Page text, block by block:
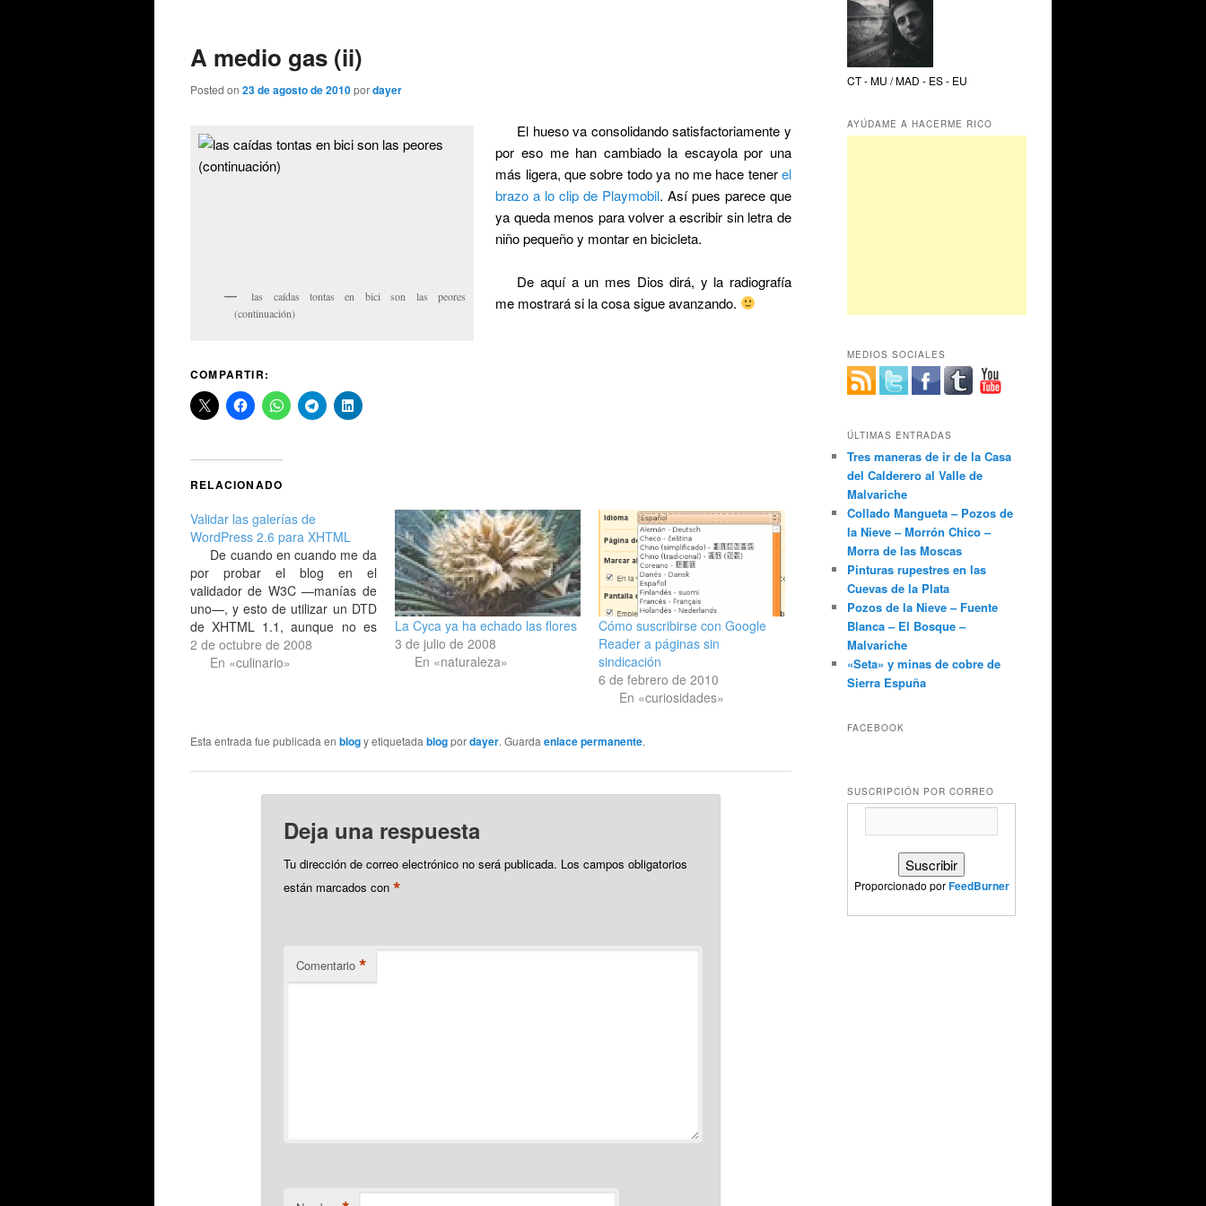
A medio gas (ii)
Posted on 23 de agosto de 2010pordayer
las caídas tontas en bici son las peores
(continuación)
El hueso va consolidando satisfactoriamente y
por eso me han cambiado la escayola por una
más ligera, que sobre todo ya no me hace tenerel
brazo a lo clip de Playmobil. Así pues parece que
ya queda menos para volver a escribir sin letra de
niño pequeño y montar en bicicleta.
De aquí a un mes Dios dirá, y la radiografía
me mostrará si la cosa sigue avanzando.
COMPARTIR:
RELACIONADO
Validar las galerías de
WordPress 2.6 para XHTML
De cuando en cuando me da
por probar el blog en el
validador de W3C —manías de
uno—, y esto de utilizar un DTD
de XHTML 1.1, aunque no es
necesario ponerse tan estricto
para un blog, trae de cuando en
2 de octubre de 2008
En «culinario»
La Cyca ya ha echado las flores
3 de julio de 2008
En «naturaleza»
Cómo suscribirse con Google
Reader a páginas sin
sindicación
6 de febrero de 2010
En «curiosidades»
Esta entrada fue publicada en blogy etiquetada blogpordayer. Guarda enlace permanente.
Deja una respuesta
Tu dirección de correo electrónico no será publicada. Los campos obligatorios
están marcados con*
Comentario *
CT - MU / MAD - ES - EU
AYÚDAME A HACERME RICO
MEDIOS SOCIALES
ÚLTIMAS ENTRADAS
Tres maneras de ir de la Casa
del Calderero al Valle de
Malvariche
Collado Mangueta – Pozos de
la Nieve – Morrón Chico –
Morra de las Moscas
Pinturas rupestres en las
Cuevas de la Plata
Pozos de la Nieve – Fuente
Blanca – El Bosque –
Malvariche
«Seta» y minas de cobre de
Sierra Espuña
FACEBOOK
SUSCRIPCIÓN POR CORREO
Proporcionado porFeedBurner